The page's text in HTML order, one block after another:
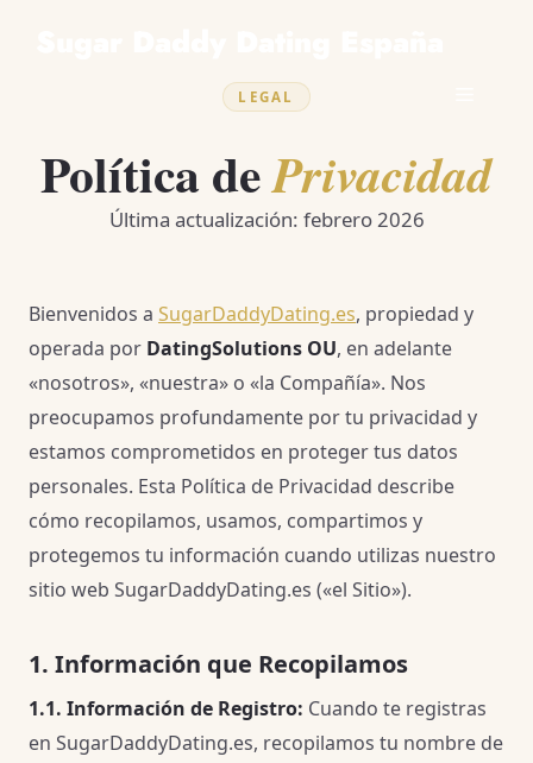
LEGAL
Política dePrivacidad
Última actualización: febrero 2026
Bienvenidos a SugarDaddyDating.es, propiedad y
operada por DatingSolutions OU, en adelante
«nosotros», «nuestra» o «la Compañía». Nos
preocupamos profundamente por tu privacidad y
estamos comprometidos en proteger tus datos
personales. Esta Política de Privacidad describe
cómo recopilamos, usamos, compartimos y
protegemos tu información cuando utilizas nuestro
sitio web SugarDaddyDating.es («el Sitio»).
1. Información que Recopilamos
1.1. Información de Registro: Cuando te registras
en SugarDaddyDating.es, recopilamos tu nombre de